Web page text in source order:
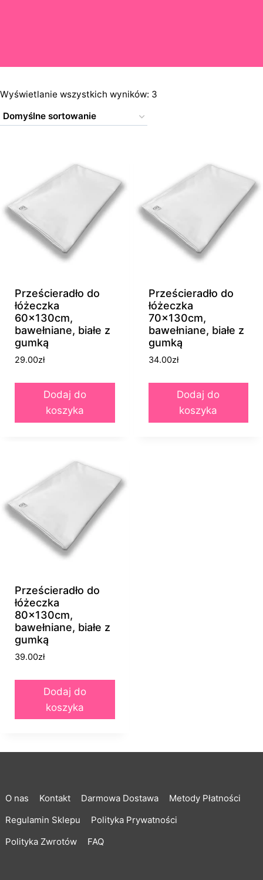
Wyświetlanie wszystkich wyników: 3
Prześcieradło do
łóżeczka
60x130cm,
bawełniane, białe z
gumką
29.00zł
Dodaj do
koszyka
Prześcieradło do
łóżeczka
70x130cm,
bawełniane, białe z
gumką
34.00zł
Dodaj do
koszyka
Prześcieradło do
łóżeczka
80x130cm,
bawełniane, białe z
gumką
39.00zł
Dodaj do
koszyka
O nas Kontakt Darmowa Dostawa
Metody Płatności
Regulamin Sklepu
Polityka Prywatności
Polityka Zwrotów
FAQ